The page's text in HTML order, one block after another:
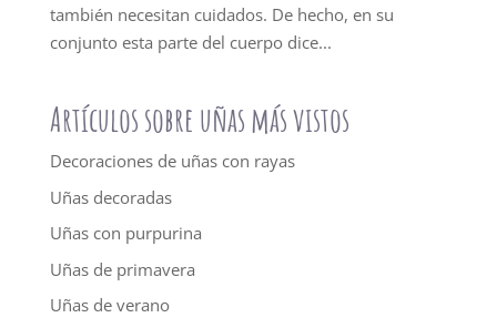
también necesitan cuidados. De hecho, en su
conjunto esta parte del cuerpo dice...
Artículos sobre uñas más vistos
Decoraciones de uñas con rayas
Uñas decoradas
Uñas con purpurina
Uñas de primavera
Uñas de verano